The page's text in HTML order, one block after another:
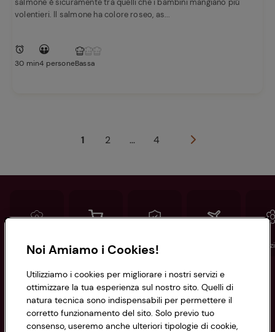
salmone è sicuramente tra quelli che i bambini mangiano più
volentieri. Il salmone ha colore roseo, as...
30 min4 personeBassa
1 2 ... 4
Conad Spesa online Assicurazioni
Informazioni
Privacy Policy
Noi Amiamo i Cookies!
Utilizziamo i cookies per migliorare i nostri servizi e
ottimizzare la tua esperienza sul nostro sito. Quelli di
natura tecnica sono indispensabili per permettere il
corretto funzionamento del sito. Solo previo tuo
consenso, useremo anche ulteriori tipologie di cookie,